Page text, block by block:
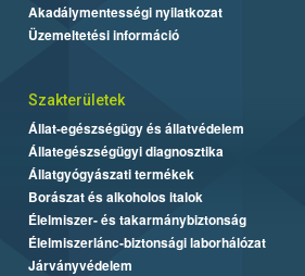
Akadálymentességi nyilatkozat
Üzemeltetési információ
Szakterületek
Állat-egészségügy és állatvédelem
Állategészségügyi diagnosztika
Állatgyógyászati termékek
Borászat és alkoholos italok
Élelmiszer- és takarmánybiztonság
Élelmiszerlánc-biztonsági laborhálózat
Járványvédelem